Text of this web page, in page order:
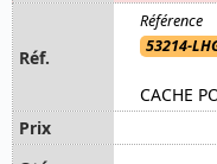
53214-
CACHE